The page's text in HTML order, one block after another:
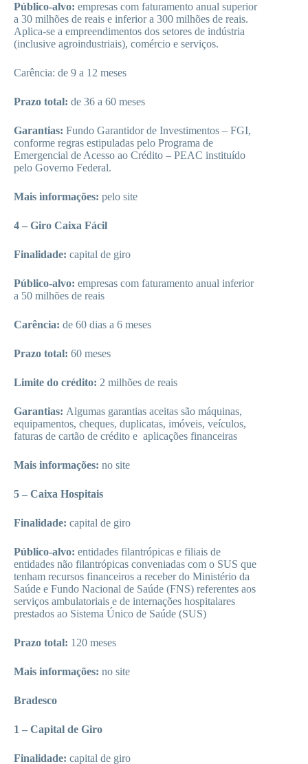
Público-alvo: empresas com faturamento anual superior
a 30 milhões de reais e inferior a 300 milhões de reais.
Aplica-se a empreendimentos dos setores de indústria
(inclusive agroindustriais), comércio e serviços.
Carência: de 9 a 12 meses
Prazo total: de 36 a 60 meses
Garantias: Fundo Garantidor de Investimentos – FGI,
conforme regras estipuladas pelo Programa de
Emergencial de Acesso ao Crédito – PEAC instituído
pelo Governo Federal.
Mais informações: pelo site
4 – Giro Caixa Fácil
Finalidade: capital de giro
Público-alvo: empresas com faturamento anual inferior
a 50 milhões de reais
Carência: de 60 dias a 6 meses
Prazo total: 60 meses
Limite do crédito: 2 milhões de reais
Garantias: Algumas garantias aceitas são máquinas,
equipamentos, cheques, duplicatas, imóveis, veículos,
faturas de cartão de crédito e aplicações financeiras
Mais informações: no site
5 – Caixa Hospitais
Finalidade: capital de giro
Público-alvo: entidades filantrópicas e filiais de
entidades não filantrópicas conveniadas com o SUS que
tenham recursos financeiros a receber do Ministério da
Saúde e Fundo Nacional de Saúde (FNS) referentes aos
serviços ambulatoriais e de internações hospitalares
prestados ao Sistema Único de Saúde (SUS)
Prazo total: 120 meses
Mais informações: no site
Bradesco
1 – Capital de Giro
Finalidade: capital de giro